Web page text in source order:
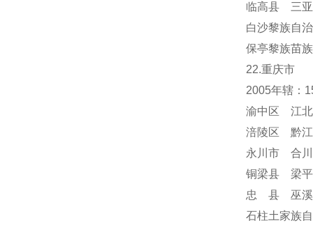
临高县 三
白沙黎族自
保亭黎族苗
22.重庆市
2005年辖
渝中区 江
涪陵区 黔
永川市 合
铜梁县 梁
忠 县 巫溪
石柱土家族